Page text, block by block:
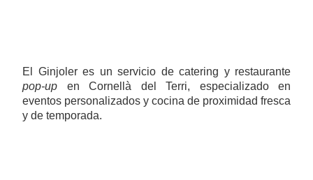
El Ginjoler es un servicio de catering y restaurante
pop‑up en Cornellà del Terri, especializado en
eventos personalizados y cocina de proximidad fresca
y de temporada.